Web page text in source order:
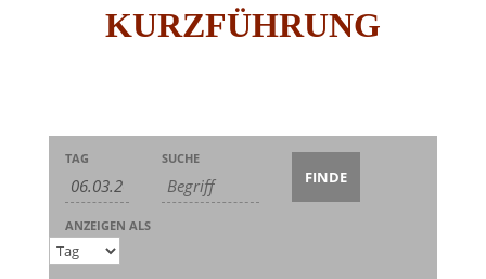
KURZFÜHRUNG
Veranstaltungen
Suche
und
Ansichten,
Navigation
Suche
TAG SUCHE
Veranstaltung
Ansichten-
Navigation
ANZEIGEN ALS